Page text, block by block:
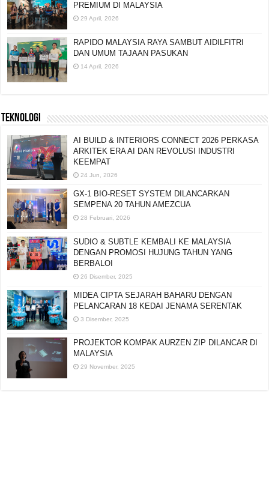
PREMIUM DI MALAYSIA
29 April, 2026
RAPIDO MALAYSIA RAYA SAMBUT AIDILFITRI
DAN UMUM TAJAAN PASUKAN
14 April, 2026
TEKNOLOGI
AI BUILD & INTERIORS CONNECT 2026 PERKASA
ARKITEK ERA AI DAN REVOLUSI INDUSTRI
KEEMPAT
24 Jun, 2026
GX-1 BIO-RESET SYSTEM DILANCARKAN
SEMPENA 20 TAHUN AMEZCUA
28 Februari, 2026
SUDIO & SUBTLE KEMBALI KE MALAYSIA
DENGAN PROMOSI HUJUNG TAHUN YANG
BERBALOI
26 Disember, 2025
MIDEA CIPTA SEJARAH BAHARU DENGAN
PELANCARAN 18 KEDAI JENAMA SERENTAK
3 Disember, 2025
PROJEKTOR KOMPAK AURZEN ZIP DILANCAR DI
MALAYSIA
29 November, 2025